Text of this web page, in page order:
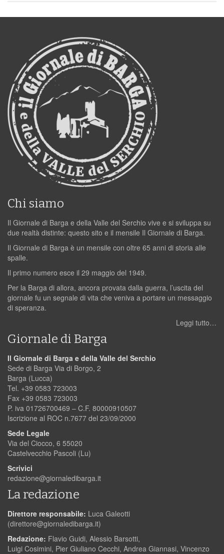
Chi siamo
Il Giornale di Barga e della Valle del Serchio vive e si sviluppa su
due realtà distinte: questo sito e il mensile Il Giornale di Barga.
Il Giornale di Barga è un mensile con oltre 65 anni di storia alle
spalle.
Il primo numero esce il 29 maggio del 1949.
Per la Barga di allora, ancora provata dalla guerra, l’uscita del
giornale fu un segnale di vita che veniva a portare un messaggio
di speranza.
Leggi tutto…
Giornale di Barga
Il Giornale di Barga e della Valle del Serchio
Sede di Barga Via di Borgo, 2
Barga (Lucca)
Tel. +39 0583 723003
Fax +39 0583 723003
P. iva 01726700469 – C.F. 80000910507
Iscrizione al ROC n.7677 del 23/09/2000
Sede Legale
Via del Ciocco, 6 55020
Castelvecchio Pascoli (Lu)
Scrivici
redazione@giornaledibarga.it
La redazione
Direttore responsabile: Luca Galeotti
(direttore@giornaledibarga.it)
Redazione: Flavio Guidi, Alessio Barsotti,
Luigi Cosimini, Pier Giuliano Cecchi, Andrea Giannasi, Vincenzo